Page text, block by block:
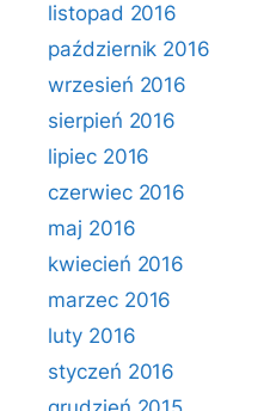
listopad 2016
październik 2016
wrzesień 2016
sierpień 2016
lipiec 2016
czerwiec 2016
maj 2016
kwiecień 2016
marzec 2016
luty 2016
styczeń 2016